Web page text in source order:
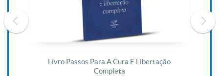
Livro Passos Para A Cura E Libertação
Completa